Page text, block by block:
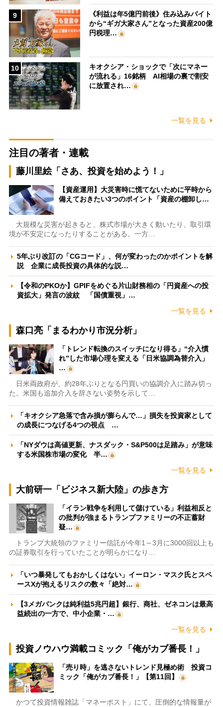
9
《利益は年5億円前後》住み込みバイト
から“ギガ大家さん”となった資産200億
円税理…
10
キオクシア・ショックで「次にマネー
が流れる」16銘柄 AI相場の裏で割安
に放置され…
一覧を見る
注目の著者・連載
藤川里絵「さあ、投資を始めよう！」
【資産運用】大災害時に慌てないために平時から
備えておきたい3つのポイント「資産の棚卸し…
大規模な災害が起きると、株式市場が大きく動いたり、取引環
境が不安定になったりすることがある。一方…
5年ぶり改訂の「CGコード」、何が変わったのかポイントを解
説 企業に成長投資の具体的な説…
【令和のPKOか】GPIFをめぐる片山財務相の「円資産への投
資拡大」発言の波紋 「国債重視」…
一覧を見る
森口亮「まるわかり市況分析」
「トレンド転換のスイッチになり得る」“介入慣
れ”した市場心理を変える「日米協調為替介入」
…
日米両政府が、約28年ぶりとなる円買いの協調介入に踏み切っ
た。米国も追加介入を辞さない姿勢を示して…
「キオクシア急落で含み損が膨らんで…」損失を投資家として
の成長につなげる4つの視点 …
「NYダウは高値更新、ナスダック・S&P500は足踏み」が意味
する米国株市場の変化 半…
一覧を見る
大前研一「ビジネス新大陸」の歩き方
「イラン戦争を利用して儲けている」利益相反と
の批判が強まるトランプファミリーの不正蓄財
疑…
トランプ大統領のファミリー信託が今年1～3月に3000回以上も
の証券取引を行っていたことが明らかになり…
「いつ暴発してもおかしくはない」イーロン・マスク氏とスペ
ースXが抱えるリスクの数々「絶対…
【3メガバンクは純利益5兆円超】銀行、商社、ゼネコンは最高
益続出の一方で、中小企業・…
一覧を見る
投資ノウハウ満載コミック「俺がカブ番長！」
「売り時」を逃さないトレンド見極め術 投資コ
ミック「俺がカブ番長！」【第11回】
かつて投資情報雑誌「マネーポスト」にて、圧倒的な情報量が